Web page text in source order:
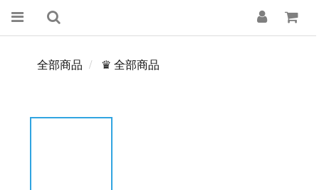
全部商品 ♛ 全部商品